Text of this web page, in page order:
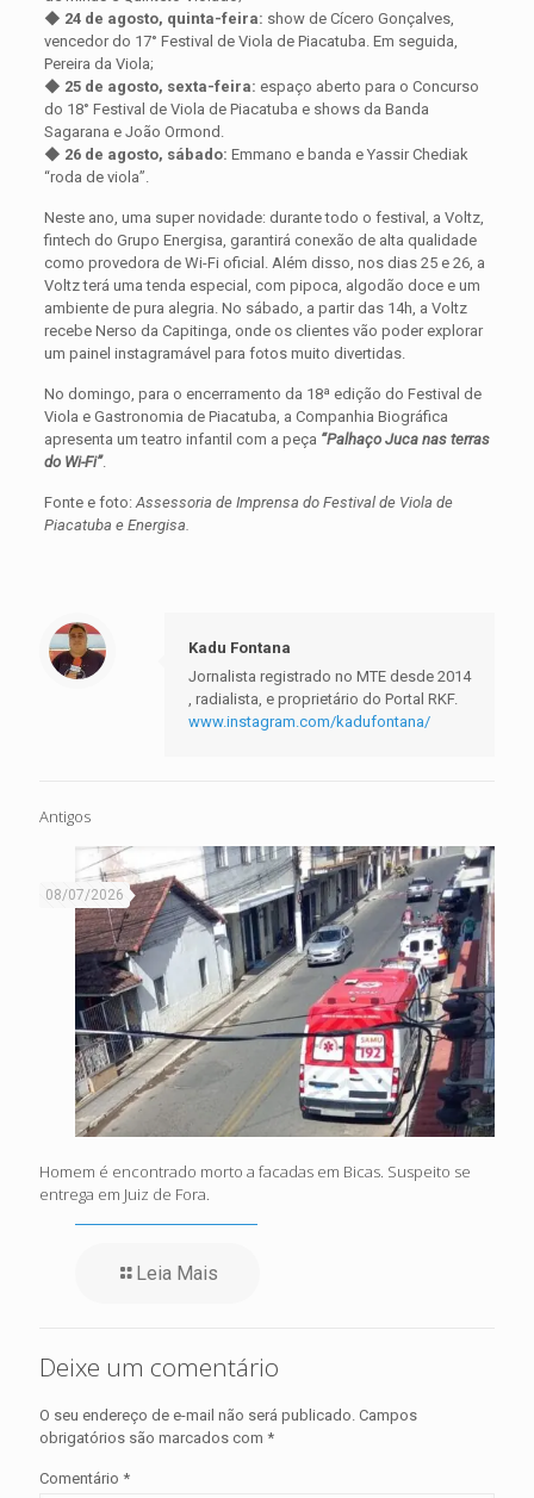
◆ 24 de agosto, quinta-feira: show de Cícero Gonçalves,
vencedor do 17° Festival de Viola de Piacatuba. Em seguida,
Pereira da Viola;
◆ 25 de agosto, sexta-feira: espaço aberto para o Concurso
do 18° Festival de Viola de Piacatuba e shows da Banda
Sagarana e João Ormond.
◆ 26 de agosto, sábado: Emmano e banda e Yassir Chediak
“roda de viola”.
Neste ano, uma super novidade: durante todo o festival, a Voltz,
fintech do Grupo Energisa, garantirá conexão de alta qualidade
como provedora de Wi-Fi oficial. Além disso, nos dias 25 e 26, a
Voltz terá uma tenda especial, com pipoca, algodão doce e um
ambiente de pura alegria. No sábado, a partir das 14h, a Voltz
recebe Nerso da Capitinga, onde os clientes vão poder explorar
um painel instagramável para fotos muito divertidas.
No domingo, para o encerramento da 18ª edição do Festival de
Viola e Gastronomia de Piacatuba, a Companhia Biográfica
apresenta um teatro infantil com a peça “Palhaço Juca nas terras
do Wi-Fi”.
Fonte e foto: Assessoria de Imprensa do Festival de Viola de
Piacatuba e Energisa.
Kadu Fontana
Jornalista registrado no MTE desde 2014
, radialista, e proprietário do Portal RKF.
www.instagram.com/kadufontana/
Antigos
08/07/2026
Homem é encontrado morto a facadas em Bicas. Suspeito se
entrega em Juiz de Fora.
Leia Mais
Deixe um comentário
O seu endereço de e-mail não será publicado. Campos
obrigatórios são marcados com *
Comentário *